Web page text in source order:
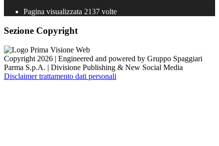
Pagina visualizzata 2137 volte
Sezione Copyright
Copyright 2026 | Engineered and powered by Gruppo Spaggiari
Parma S.p.A. | Divisione Publishing & New Social Media
Disclaimer trattamento dati personali